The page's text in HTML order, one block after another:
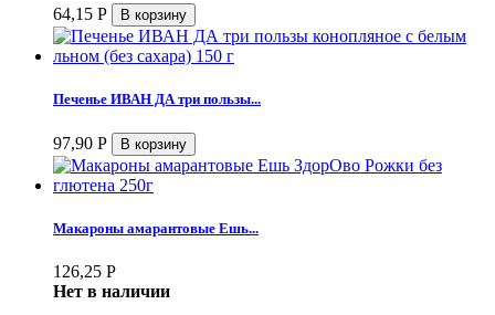
64,15 Р
Печенье ИВАН ДА три пользы...
97,90 Р
Макароны амарантовые Ешь...
126,25 Р
Нет в наличии